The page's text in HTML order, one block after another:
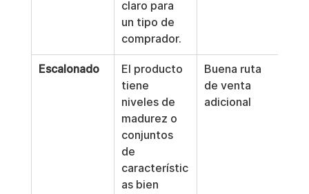
claro para
un tipo de
comprador.
Escalonado
El producto
tiene
niveles de
madurez o
conjuntos
de
característic
as bien
Buena ruta
de venta
adicional